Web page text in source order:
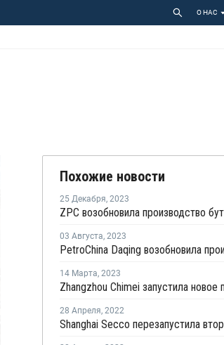
О НАС
Похожие новости
25 Декабря, 2023
03 Августа, 2023
14 Марта, 2023
28 Апреля, 2022